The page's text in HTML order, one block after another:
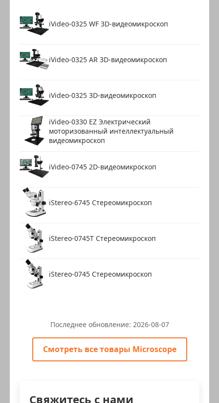
iVideo-0325 WF 3D-видеомикроскоп
iVideo-0325 AR 3D-видеомикроскоп
iVideo-0325 3D-видеомикроскоп
iVideo-0330 EZ Электрический
моторизованный интеллектуальный
видеомикроскоп
iVideo-0745 2D-видеомикроскоп
iStereo-6745 Стереомикроскоп
iStereo-0745T Стереомикроскоп
iStereo-0745 Стереомикроскоп
Последнее обновление: 2026-08-07
Смотреть все товары Microscope
Свяжитесь с нами